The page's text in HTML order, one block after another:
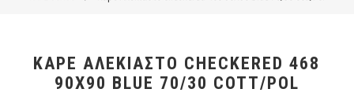
ΚΑΡΈ ΑΛΈΚΙΑΣΤΟ CHECKERED 468
90X90 BLUE 70/30 COTT/POL